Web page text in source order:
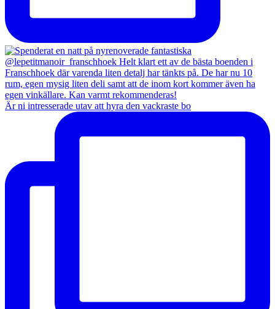
Är ni intresserade utav att hyra den vackraste bo